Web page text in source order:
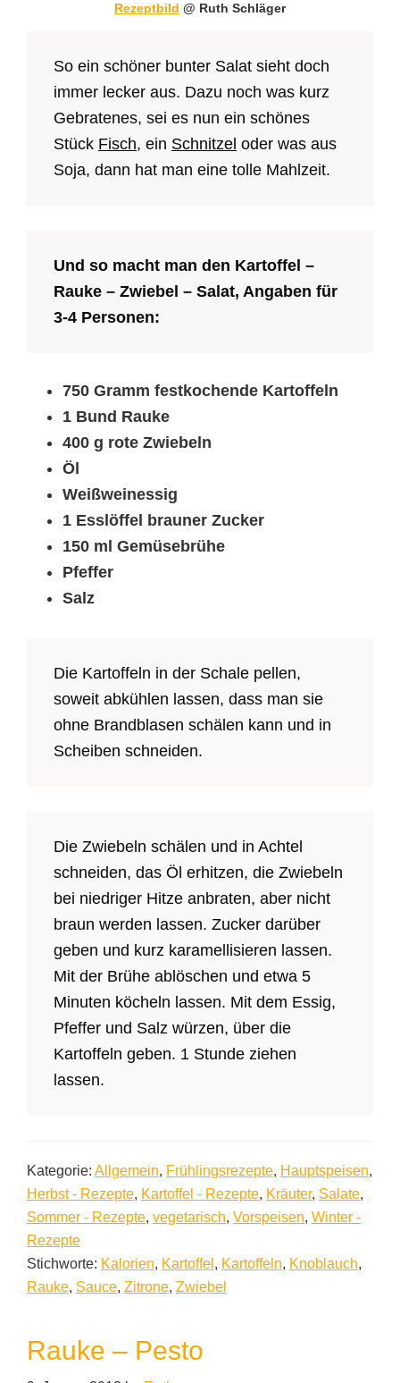
Rezeptbild @ Ruth Schläger
So ein schöner bunter Salat sieht doch
immer lecker aus. Dazu noch was kurz
Gebratenes, sei es nun ein schönes
Stück Fisch, ein Schnitzel oder was aus
Soja, dann hat man eine tolle Mahlzeit.
Und so macht man den Kartoffel –
Rauke – Zwiebel – Salat, Angaben für
3-4 Personen:
750 Gramm festkochende Kartoffeln
1 Bund Rauke
400 g rote Zwiebeln
Öl
Weißweinessig
1 Esslöffel brauner Zucker
150 ml Gemüsebrühe
Pfeffer
Salz
Die Kartoffeln in der Schale pellen,
soweit abkühlen lassen, dass man sie
ohne Brandblasen schälen kann und in
Scheiben schneiden.
Die Zwiebeln schälen und in Achtel
schneiden, das Öl erhitzen, die Zwiebeln
bei niedriger Hitze anbraten, aber nicht
braun werden lassen. Zucker darüber
geben und kurz karamellisieren lassen.
Mit der Brühe ablöschen und etwa 5
Minuten köcheln lassen. Mit dem Essig,
Pfeffer und Salz würzen, über die
Kartoffeln geben. 1 Stunde ziehen
lassen.
Kategorie: Allgemein, Frühlingsrezepte, Hauptspeisen,
Herbst - Rezepte, Kartoffel - Rezepte, Kräuter, Salate,
Sommer - Rezepte, vegetarisch, Vorspeisen, Winter -
Rezepte
Stichworte: Kalorien, Kartoffel , Kartoffeln, Knoblauch,
Rauke, Sauce, Zitrone, Zwiebel
Rauke – Pesto